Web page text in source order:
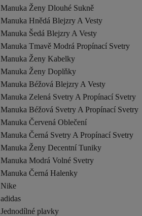
Manuka Ženy Dlouhé Sukně
Manuka Hnědá Blejzry A Vesty
Manuka Šedá Blejzry A Vesty
Manuka Tmavě Modrá Propínací Svetry
Manuka Ženy Kabelky
Manuka Ženy Doplňky
Manuka Béžová Blejzry A Vesty
Manuka Zelená Svetry A Propínací Svetry
Manuka Béžová Svetry A Propínací Svetry
Manuka Červená Oblečení
Manuka Černá Svetry A Propínací Svetry
Manuka Ženy Decentní Tuniky
Manuka Modrá Volné Svetry
Manuka Černá Halenky
Nike
adidas
Jednodílné plavky